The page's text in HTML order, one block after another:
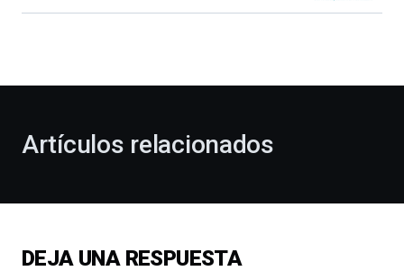
celebración
novena
Bilbo
Artículos relacionados
DEJA UNA RESPUESTA